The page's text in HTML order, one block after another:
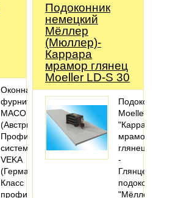
Оконная
фурнитура
MACO
(Австрия).
Профильная
система:
VEKA
(Германия).
Класс
профиля
Подоконник
немецкий
Мёллер
(Мюллер)-
Каррара
мрамор глянец
Moeller LD-S 30
Подоконник
Moeller
"Каррара
мрамор"
глянец
-
Глянцевые
подоконники
"Мёллер"